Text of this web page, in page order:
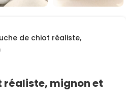
de chiot réaliste,
réaliste, mignon et